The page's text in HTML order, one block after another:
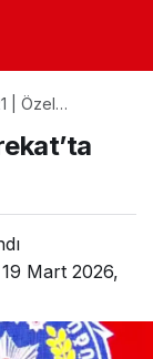
| Özel
19 Mart 2026,